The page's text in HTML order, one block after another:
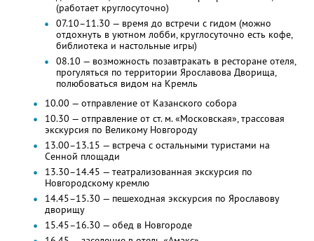
(работает круглосуточно)
07.10–11.30 — время до встречи с гидом (можно
отдохнуть в уютном лобби, круглосуточно есть кофе,
библиотека и настольные игры)
08.10 — возможность позавтракать в ресторане отеля,
прогуляться по территории Ярославова Дворища,
полюбоваться видом на Кремль
10.00 — отправление от Казанского собора
10.30 — отправление от ст. м. «Московская», трассовая
экскурсия по Великому Новгороду
13.00–13.15 — встреча с остальными туристами на
Сенной площади
13.30–14.45 — театрализованная экскурсия по
Новгородскому кремлю
14.45–15.30 — пешеходная экскурсия по Ярославову
дворищу
15.45–16.30 — обед в Новгороде